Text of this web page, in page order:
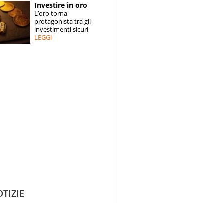
ESPERTI
CONTATTI
Investire in oro
L’oro torna
protagonista tra gli
investimenti sicuri
LEGGI